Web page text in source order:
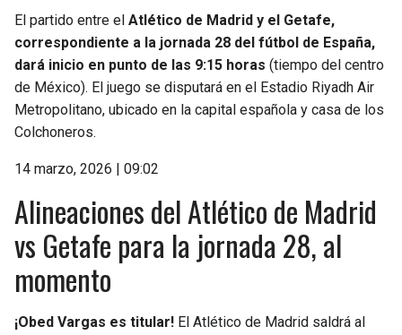
El partido entre el Atlético de Madrid y el Getafe,
correspondiente a la jornada 28 del fútbol de España,
dará inicio en punto de las 9:15 horas (tiempo del centro
de México). El juego se disputará en el Estadio Riyadh Air
Metropolitano, ubicado en la capital española y casa de los
Colchoneros.
14 marzo, 2026 | 09:02
Alineaciones del Atlético de Madrid
vs Getafe para la jornada 28, al
momento
¡Obed Vargas es titular! El Atlético de Madrid saldrá al